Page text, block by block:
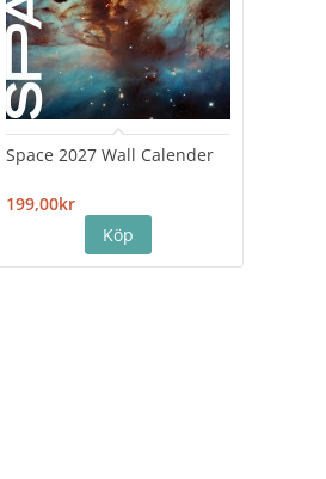
Space 2027 Wall Calender
199,00kr